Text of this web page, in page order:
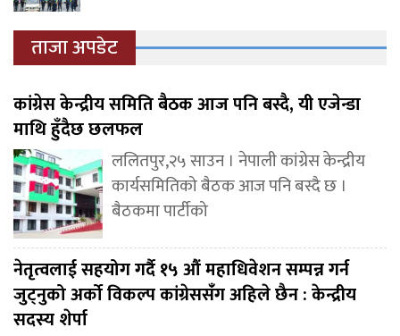
ताजा अपडेट
कांग्रेस केन्द्रीय समिति बैठक आज पनि बस्दै, यी एजेन्डा
माथि हुँदैछ छलफल
ललितपुर,२५ साउन । नेपाली कांग्रेस केन्द्रीय
कार्यसमितिको बैठक आज पनि बस्दै छ ।
बैठकमा पार्टीको
नेतृत्वलाई सहयोग गर्दै १५ औं महाधिवेशन सम्पन्न गर्न
जुट्नुको अर्को विकल्प कांग्रेससंँग अहिले छैन : केन्द्रीय
सदस्य शेर्पा